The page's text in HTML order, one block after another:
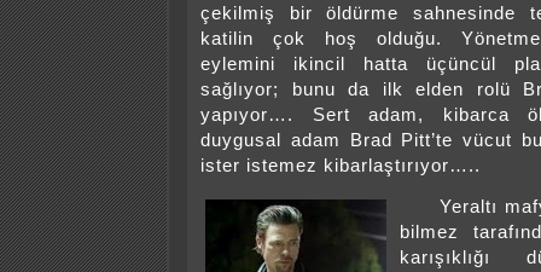
çekilmiş bir öldürme sahnesinde
katilin çok hoş olduğu.
eylemini ikincil hatta üçüncül
sağlıyor; bunu da ilk elden rolü
yapıyor…. Sert adam, kibarca
duygusal adam Brad Pitt’te vücut
ister istemez kibarlaştırıyor…..
Yeraltı
bilmez
karışıklığı